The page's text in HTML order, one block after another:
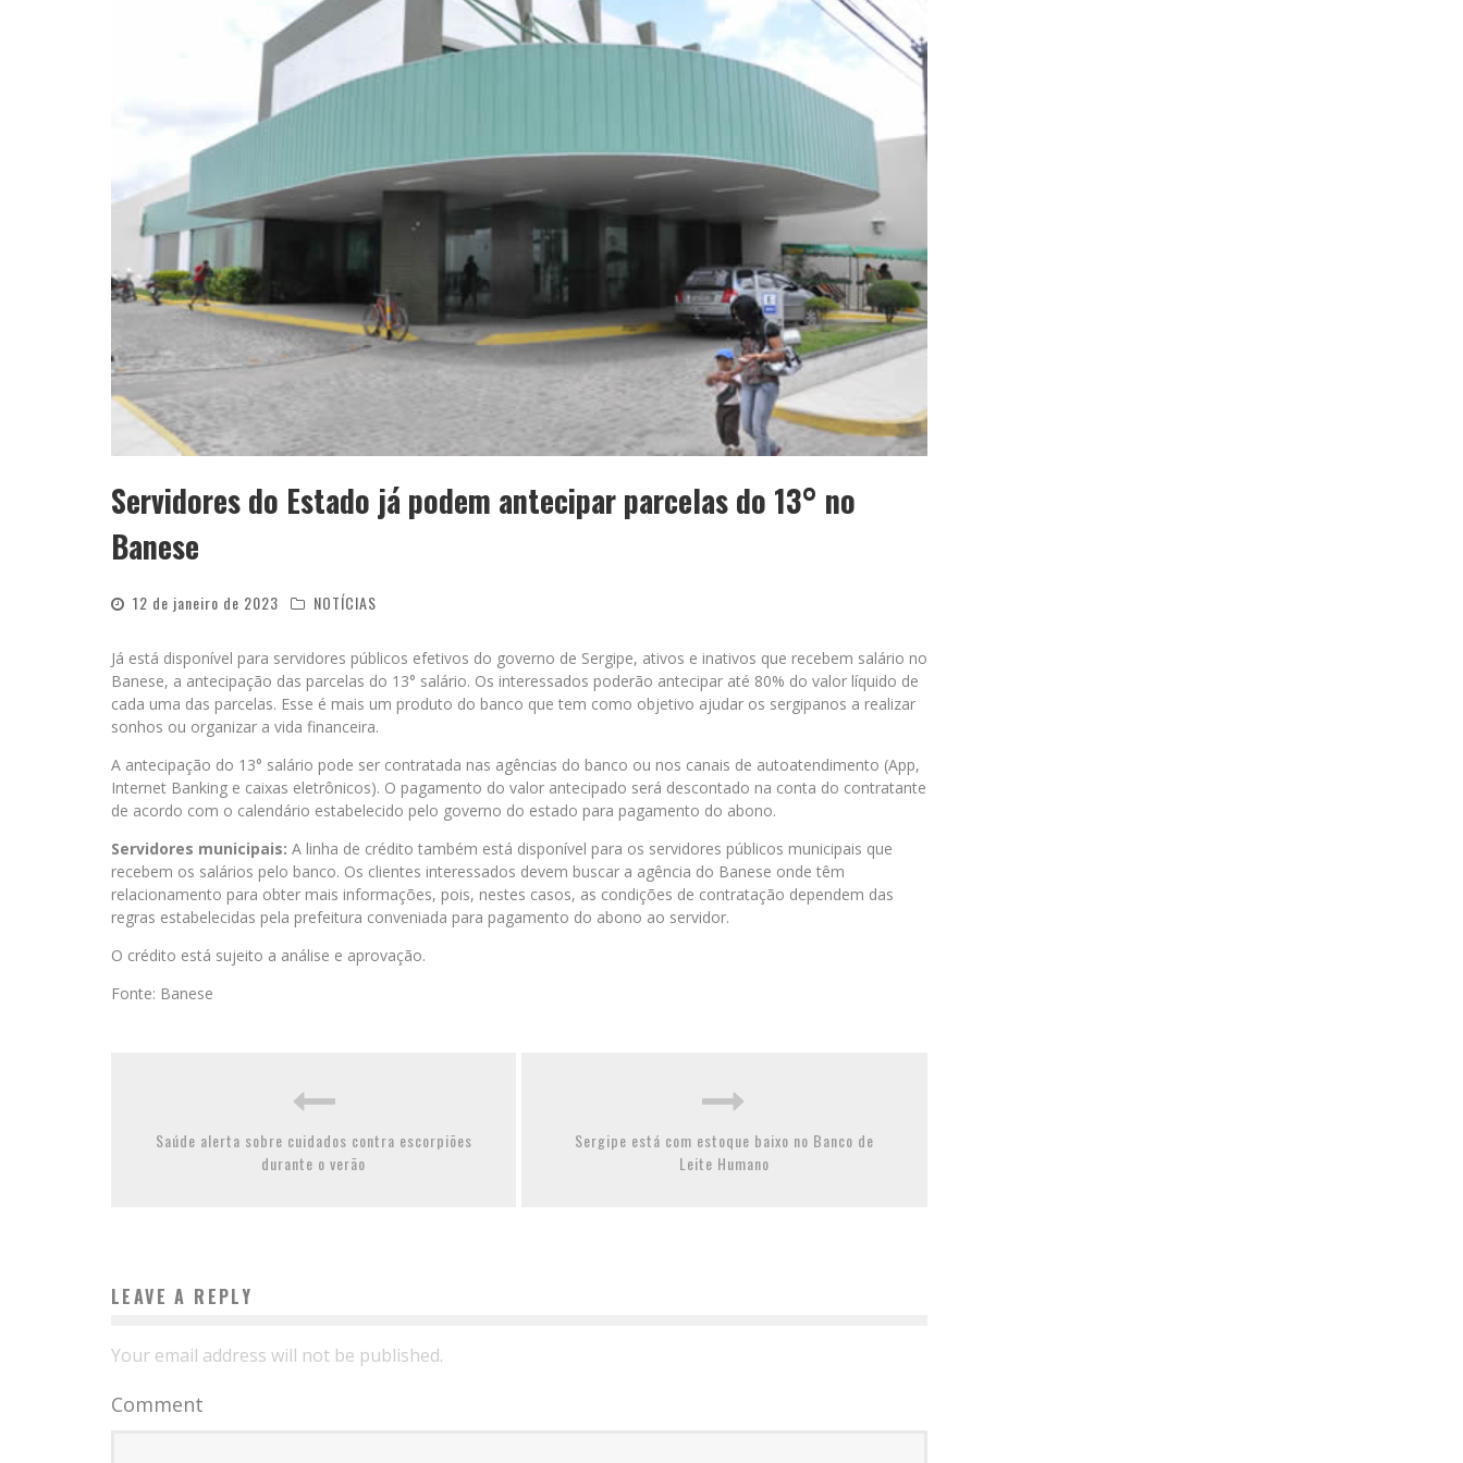
Servidores do Estado já podem antecipar parcelas do 13° no
Banese
12 de janeiro de 2023 NOTÍCIAS
Já está disponível para servidores públicos efetivos do governo de Sergipe, ativos e inativos que recebem salário no
Banese, a antecipação das parcelas do 13° salário. Os interessados poderão antecipar até 80% do valor líquido de
cada uma das parcelas. Esse é mais um produto do banco que tem como objetivo ajudar os sergipanos a realizar
sonhos ou organizar a vida financeira.
A antecipação do 13° salário pode ser contratada nas agências do banco ou nos canais de autoatendimento (App,
Internet Banking e caixas eletrônicos). O pagamento do valor antecipado será descontado na conta do contratante
de acordo com o calendário estabelecido pelo governo do estado para pagamento do abono.
Servidores municipais: A linha de crédito também está disponível para os servidores públicos municipais que
recebem os salários pelo banco. Os clientes interessados devem buscar a agência do Banese onde têm
relacionamento para obter mais informações, pois, nestes casos, as condições de contratação dependem das
regras estabelecidas pela prefeitura conveniada para pagamento do abono ao servidor.
O crédito está sujeito a análise e aprovação.
Fonte: Banese
Saúde alerta sobre cuidados contra escorpiões
durante o verão
Sergipe está com estoque baixo no Banco de
Leite Humano
LEAVE A REPLY
Your email address will not be published.
Comment